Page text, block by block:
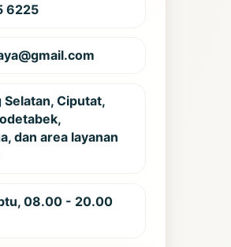
6225
Selatan, Ciputat,
dan area layanan
08.00 - 20.00